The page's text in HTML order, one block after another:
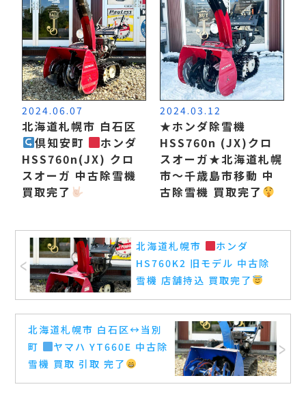
2024.06.07
北海道札幌市 白石区
倶知安町
ホンダ
HSS760n(JX) クロ
スオーガ 中古除雪機
買取完了
2024.03.12
★ホンダ除雪機
HSS760n (JX)クロ
スオーガ★北海道札幌
市〜千歳島市移動 中
古除雪機 買取完了
北海道札幌市
ホンダ
HS760K2 旧モデル 中古除
雪機 店舗持込 買取完了
北海道札幌市 白石区↔️当別
町
ヤマハ YT660E 中古除
雪機 買取 引取 完了